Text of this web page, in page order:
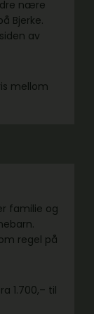
nære
Bjerke.
av
mellom
familie og
regel på
1.700,– til